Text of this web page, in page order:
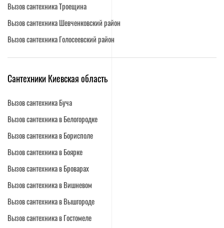
Вызов сантехника Троещина
Вызов сантехника Шевченковский район
Вызов сантехника Голосеевский район
Сантехники Киевская область
Вызов сантехника Буча
Вызов сантехника в Белогородке
Вызов сантехника в Борисполе
Вызов сантехника в Боярке
Вызов сантехника в Броварах
Вызов сантехника в Вишневом
Вызов сантехника в Вышгороде
Вызов сантехника в Гостомеле